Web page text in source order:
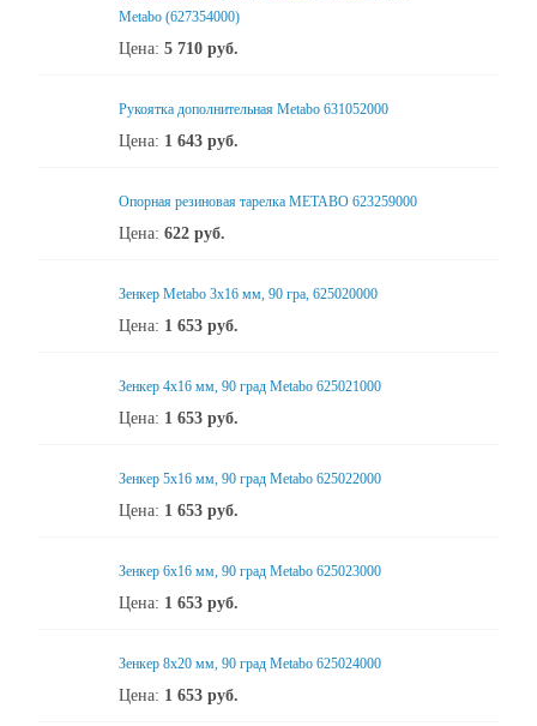
Metabo (627354000)
Цена: 5 710 руб.
Рукоятка дополнительная Metabo 631052000
Цена: 1 643 руб.
Опорная резиновая тарелка METABO 623259000
Цена: 622 руб.
Зенкер Metabo 3x16 мм, 90 гра, 625020000
Цена: 1 653 руб.
Зенкер 4x16 мм, 90 град Metabo 625021000
Цена: 1 653 руб.
Зенкер 5x16 мм, 90 град Metabo 625022000
Цена: 1 653 руб.
Зенкер 6x16 мм, 90 град Metabo 625023000
Цена: 1 653 руб.
Зенкер 8x20 мм, 90 град Metabo 625024000
Цена: 1 653 руб.